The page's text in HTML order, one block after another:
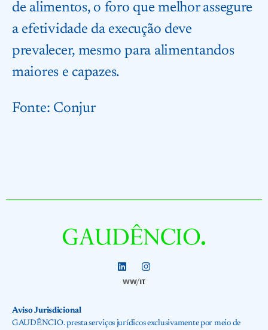
de alimentos, o foro que melhor assegure
a efetividade da execução deve
prevalecer, mesmo para alimentandos
maiores e capazes.
Fonte: Conjur
Aviso Jurisdicional
GAUDÊNCIO. presta serviços jurídicos exclusivamente por meio de